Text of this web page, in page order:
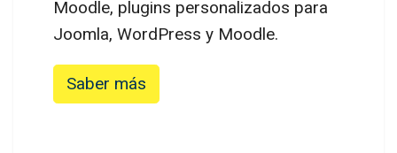
Moodle, plugins personalizados para
Joomla, WordPress y Moodle.
Saber más